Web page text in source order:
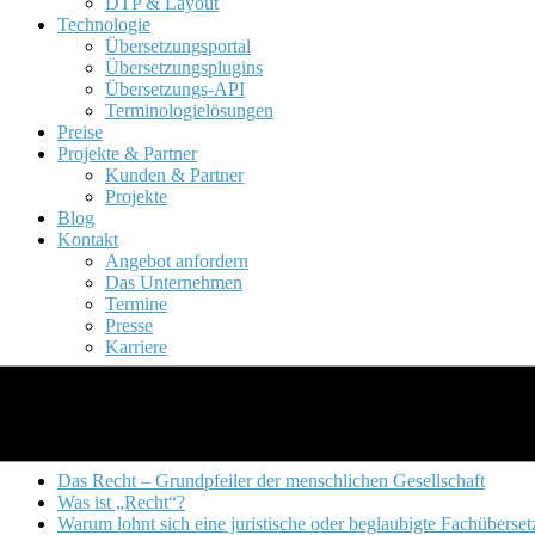
Technologie
Übersetzungsportal
Übersetzungsplugins
Übersetzungs-API
Terminologielösungen
Preise
Projekte & Partner
Kunden & Partner
Projekte
Blog
Kontakt
Angebot anfordern
Das Unternehmen
Termine
Presse
Karriere
Das Recht – Grundpfeiler der menschlichen Gesellschaft
Was ist „Recht“?
Warum lohnt sich eine juristische oder beglaubigte